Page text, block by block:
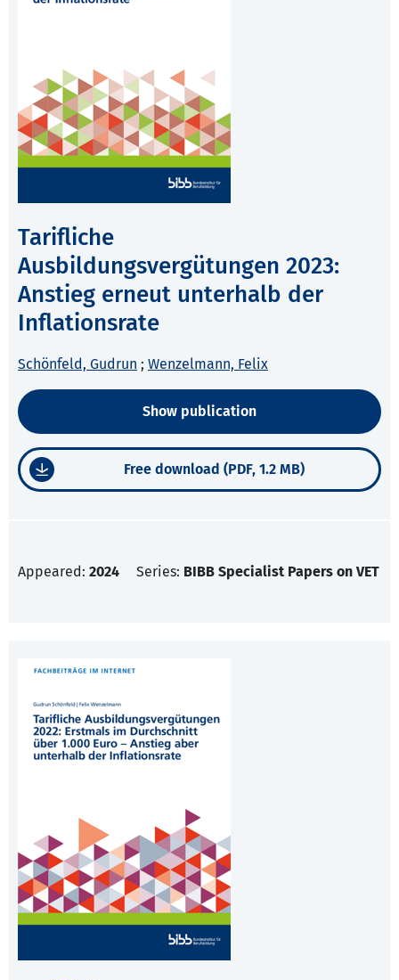
Tarifliche
Ausbildungsvergütungen 2023:
Anstieg erneut unterhalb der
Inflationsrate
Schönfeld, Gudrun ; Wenzelmann, Felix
Show publication
Free download (PDF, 1.2 MB)
Appeared: 2024 Series: BIBB Specialist Papers on VET